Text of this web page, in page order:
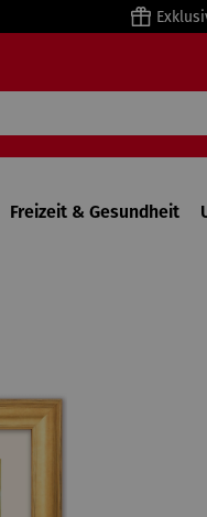
Freizeit & Gesundheit